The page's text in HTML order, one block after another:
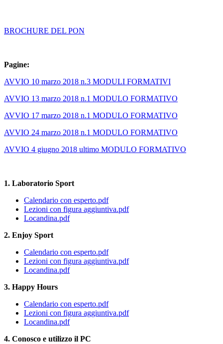
BROCHURE DEL PON
Pagine:
AVVIO 10 marzo 2018 n.3 MODULI FORMATIVI
AVVIO 13 marzo 2018 n.1 MODULO FORMATIVO
AVVIO 17 marzo 2018 n.1 MODULO FORMATIVO
AVVIO 24 marzo 2018 n.1 MODULO FORMATIVO
AVVIO 4 giugno 2018 ultimo MODULO FORMATIVO
1. Laboratorio Sport
Calendario con esperto.pdf
Lezioni con figura aggiuntiva.pdf
Locandina.pdf
2. Enjoy Sport
Calendario con esperto.pdf
Lezioni con figura aggiuntiva.pdf
Locandina.pdf
3. Happy Hours
Calendario con esperto.pdf
Lezioni con figura aggiuntiva.pdf
Locandina.pdf
4. Conosco e utilizzo il PC